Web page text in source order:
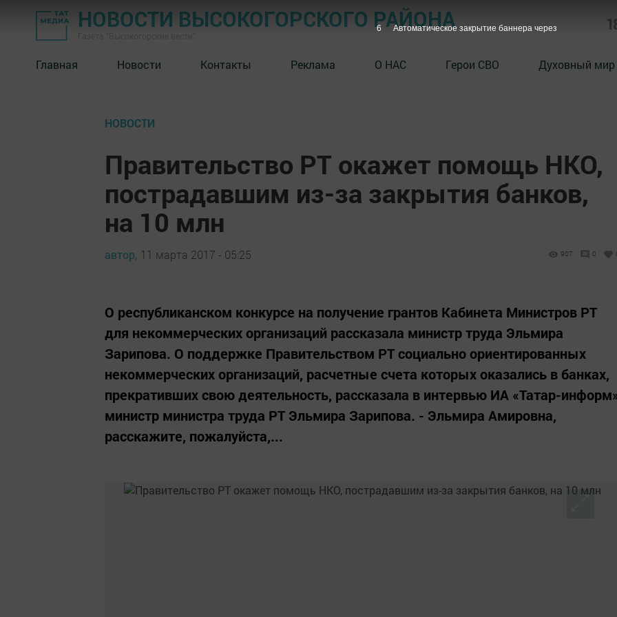
НОВОСТИ ВЫСОКОГОРСКОГО РАЙОНА
Главная Новости Контакты Реклама О НАС Герои СВО Духовный мир
НОВОСТИ
Правительство РТ окажет помощь НКО,
пострадавшим из-за закрытия банков,
на 10 млн
автор, 11 марта 2017 - 05:25 907 0
О республиканском конкурсе на получение грантов Кабинета Министров РТ
для некоммерческих организаций рассказала министр труда Эльмира
Зарипова. О поддержке Правительством РТ социально ориентированных
некоммерческих организаций, расчетные счета которых оказались в банках,
прекративших свою деятельность, рассказала в интервью ИА «Татар-
министр министра труда РТ Эльмира Зарипова. - Эльмира Амировна,
расскажите, пожалуйста,...
5 Автоматическое закрытие баннера через